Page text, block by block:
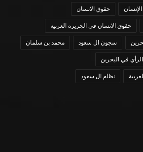
حقوق الانسان
حقوق الانسان في الجزيرة العربية
سجون ال سعود محمد بن سلمان
في البحرين
نظام ال سعود